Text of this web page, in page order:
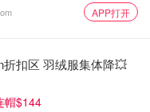
APP打开
折扣区 羽绒服集体降💥
帽$144